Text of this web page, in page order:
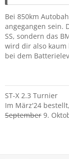
Bei 850km
angegangen sein.
SS, sondern das
wird dir also kaum
bei dem
ST-X 2.3 Turnier
Im März'24
September 9.